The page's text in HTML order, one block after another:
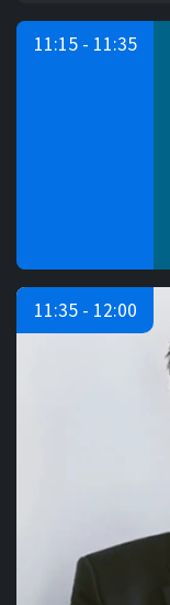
11:15 - 11:35
11:35 - 12:00